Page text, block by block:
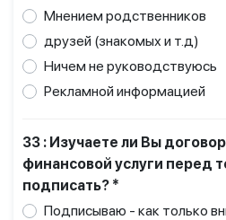
Мнением родственников
друзей (знакомых и т.д)
Ничем не руководствуюсь
Рекламной информацией
33 : Изучаете ли Вы
финансовой услуги перед
подписать? *
Подписываю - как только